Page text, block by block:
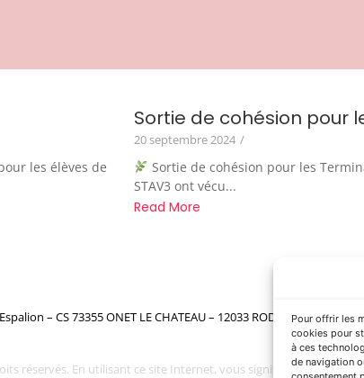
Pour offrir les
cookies pour
à ces
de navigation
les élèves de
Sortie de cohésion pour
20 septembre 2024 /
Sortie de cohésion pour les
STAV3 ont vécu...
Read More
– CS 73355 ONET LE CHATEAU – 12033 RODEZ cedex 9 –
réservés. En utilisant ce site Internet, vous signifiez votre